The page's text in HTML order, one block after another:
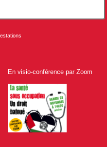
En visio-conférence par Zoom